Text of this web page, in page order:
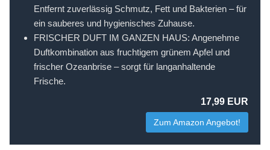
Entfernt zuverlässig Schmutz, Fett und Bakterien – für
ein sauberes und hygienisches Zuhause.
FRISCHER DUFT IM GANZEN HAUS: Angenehme
Duftkombination aus fruchtigem grünem Apfel und
frischer Ozeanbrise – sorgt für langanhaltende
Frische.
17,99 EUR
Zum Amazon Angebot!